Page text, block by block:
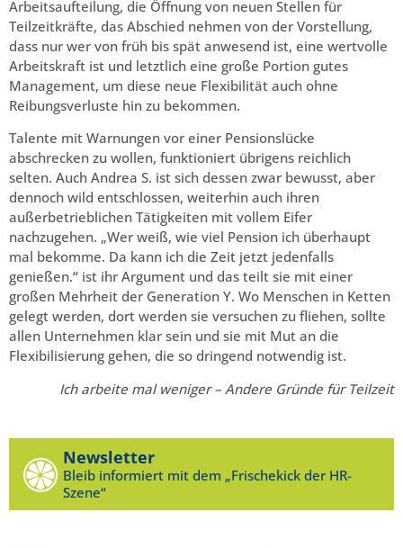
Arbeitsaufteilung, die Öffnung von neuen Stellen für
Teilzeitkräfte, das Abschied nehmen von der Vorstellung,
dass nur wer von früh bis spät anwesend ist, eine wertvolle
Arbeitskraft ist und letztlich eine große Portion gutes
Management, um diese neue Flexibilität auch ohne
Reibungsverluste hin zu bekommen.
Talente mit Warnungen vor einer Pensionslücke
abschrecken zu wollen, funktioniert übrigens reichlich
selten. Auch Andrea S. ist sich dessen zwar bewusst, aber
dennoch wild entschlossen, weiterhin auch ihren
außerbetrieblichen Tätigkeiten mit vollem Eifer
nachzugehen. „Wer weiß, wie viel Pension ich überhaupt
mal bekomme. Da kann ich die Zeit jetzt jedenfalls
genießen.“ ist ihr Argument und das teilt sie mit einer
großen Mehrheit der Generation Y. Wo Menschen in Ketten
gelegt werden, dort werden sie versuchen zu fliehen, sollte
allen Unternehmen klar sein und sie mit Mut an die
Flexibilisierung gehen, die so dringend notwendig ist.
Ich arbeite mal weniger – Andere Gründe für Teilzeit
Newsletter
Bleib informiert mit dem „Frischekick der HR-
Szene“